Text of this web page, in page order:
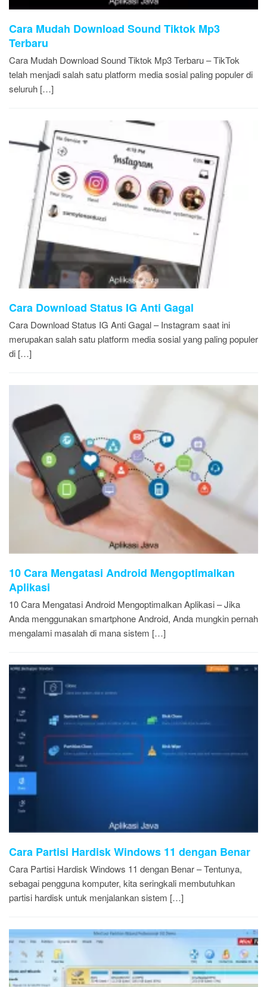
Cara Mudah Download Sound Tiktok Mp3
Terbaru
Cara Mudah Download Sound Tiktok Mp3 Terbaru – TikTok
telah menjadi salah satu platform media sosial paling populer di
seluruh […]
Cara Download Status IG Anti Gagal
Cara Download Status IG Anti Gagal – Instagram saat ini
merupakan salah satu platform media sosial yang paling populer
di […]
10 Cara Mengatasi Android Mengoptimalkan
Aplikasi
10 Cara Mengatasi Android Mengoptimalkan Aplikasi – Jika
Anda menggunakan smartphone Android, Anda mungkin pernah
mengalami masalah di mana sistem […]
Cara Partisi Hardisk Windows 11 dengan Benar
Cara Partisi Hardisk Windows 11 dengan Benar – Tentunya,
sebagai pengguna komputer, kita seringkali membutuhkan
partisi hardisk untuk menjalankan sistem […]